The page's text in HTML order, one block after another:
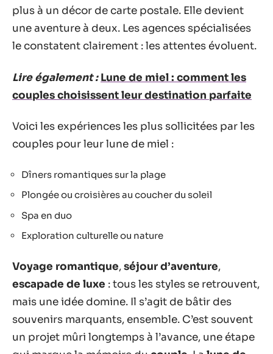
plus à un décor de carte postale. Elle devient
une aventure à deux. Les agences spécialisées
le constatent clairement : les attentes évoluent.
Lire également : Lune de miel : comment les
couples choisissent leur destination parfaite
Voici les expériences les plus sollicitées par les
couples pour leur lune de miel :
Dîners romantiques sur la plage
Plongée ou croisières au coucher du soleil
Spa en duo
Exploration culturelle ou nature
Voyage romantique,séjour d’aventure,
escapade de luxe : tous les styles se retrouvent,
mais une idée domine. Il s’agit de bâtir des
souvenirs marquants, ensemble. C’est souvent
un projet mûri longtemps à l’avance, une étape